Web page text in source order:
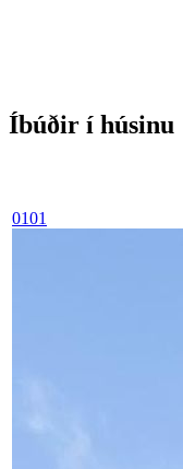
Íbúðir í húsinu
0101